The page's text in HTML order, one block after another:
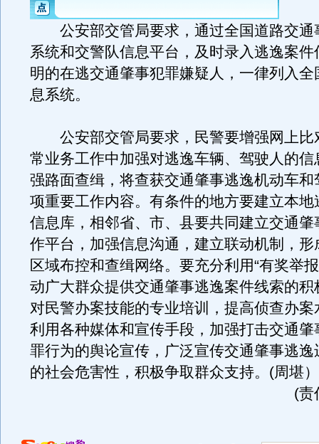
公安部交管局要求，通过全国道路交通
系统和交警队信息平台，及时录入逃逸案件
明的在逃交通肇事犯罪嫌疑人，一律列入全
息系统。
公安部交管局要求，民警要增强网上比
常业务工作中加强对逃逸车辆、驾驶人的信
强路面查缉，将查获交通肇事逃逸机动车和
项重要工作内容。有条件的地方要建立本地
信息库，相邻省、市、县要共同建立交通肇
作平台，加强信息沟通，建立联动机制，形
区域布控和查缉网络。要充分利用“有奖举
动广大群众提供交通肇事逃逸案件线索的积
对民警办案技能的专业培训，提高侦查办案
利用各种媒体和宣传手段，加强打击交通肇
罪行为的舆论宣传，广泛宣传交通肇事逃逸
的社会危害性，积极争取群众支持。(周堪）
(责